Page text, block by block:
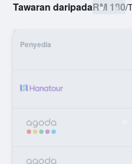
Tawaran daripadaRM 180/
Penyedia